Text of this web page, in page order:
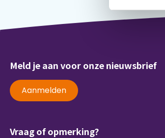
Meld je aan voor onze nieuwsbrief
Aanmelden
Vraag of opmerking?